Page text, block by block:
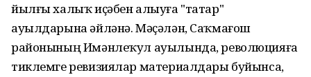
йылғы халыҡ иҫәбен алыуға "татар"
ауылдарына әйләнә. Мәҫәлән, Саҡмағош
районының Имәнлеҡул ауылында, революцияға
тиклемге ревизиялар материалдары буйынса,